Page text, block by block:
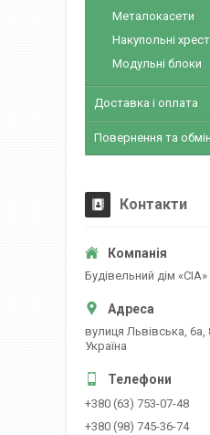
Металокасети
Накупольні
Модульні блоки
Доставка і оплата
Повернення та обмін
Контакти
Будівельний дім «CІА»
вулиця Львівська, 6а,
Україна
+380 (63) 753-07-48
+380 (98) 745-36-74